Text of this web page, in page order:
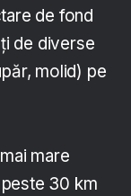
de fond
de diverse
molid) pe
mare
30 km